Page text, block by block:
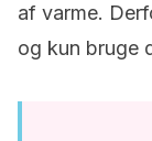
af varme.
og kun bruge